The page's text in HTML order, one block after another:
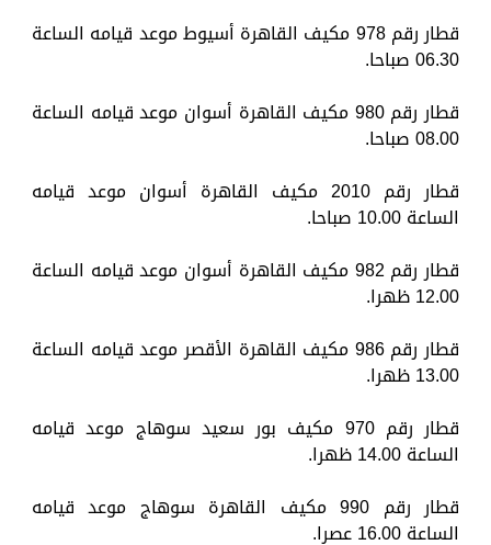
قطار رقم 978 مكيف القاهرة أسيوط موعد قيامه الساعة
06.30 صباحا.
قطار رقم 980 مكيف القاهرة أسوان موعد قيامه الساعة
08.00 صباحا.
قطار رقم 2010 مكيف القاهرة أسوان موعد قيامه
الساعة 10.00 صباحا.
قطار رقم 982 مكيف القاهرة أسوان موعد قيامه الساعة
12.00 ظهرا.
قطار رقم 986 مكيف القاهرة الأقصر موعد قيامه الساعة
13.00 ظهرا.
قطار رقم 970 مكيف بور سعيد سوهاج موعد قيامه
الساعة 14.00 ظهرا.
قطار رقم 990 مكيف القاهرة سوهاج موعد قيامه
الساعة 16.00 عصرا.